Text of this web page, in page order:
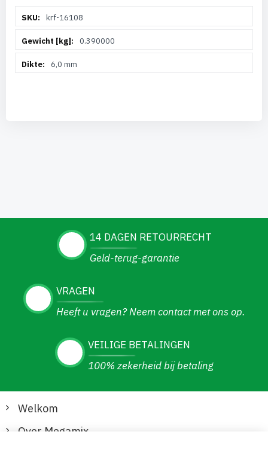
informatiekrf-16108
0.390000
6,0 mm
14 DAGEN RETOURRECHT
Geld-terug-garantie
VRAGEN
Heeft u vragen? Neem contact met ons op.
VEILIGE BETALINGEN
100% zekerheid bij betaling
Welkom
Over Megamix